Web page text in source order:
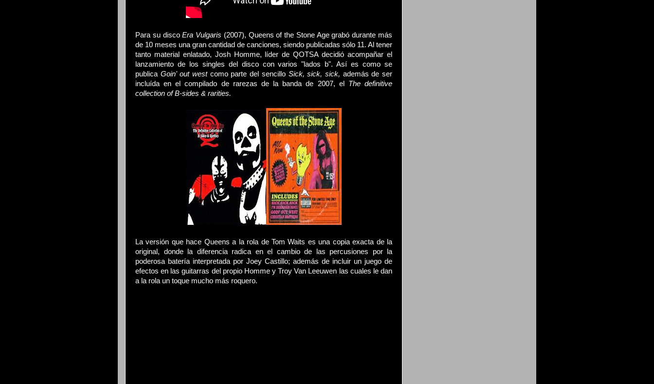
Para su discoEra Vulgaris (2007), Queens of the Stone Age grabó durante más
de 10 meses una gran cantidad de canciones, siendo publicadas sólo 11. Al tener
tanto material enlatado, Josh Homme, líder de QOTSA decidió acompañar el
lanzamiento de los singles del disco con varios "lados b". Así es como se
publica Goin' out west como parte del sencillo Sick, sick, sick, además de ser
incluída en el compilado de rarezas de la banda de 2007, el The definitive
collection of B-sides & rarities.
La versión que hace Queens a la rola de Tom Waits es una copia exacta de la
original, donde la diferencia radica en el cambio de las percusiones por la
poderosa batería interpretada por Joey Castillo; además de incluir un juego de
efectos en las guitarras del propio Homme y Troy Van Leeuwen las cuales le dan
a la rola un toque mucho más roquero.